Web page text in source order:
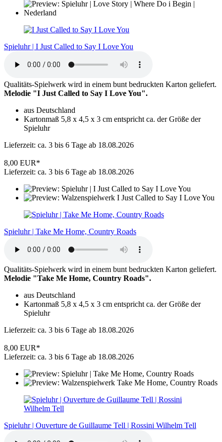
Spieluhr | I Just Called to Say I Love You
Qualitäts-Spielwerk wird in einem bunt bedruckten Karton geliefert.
Melodie "I Just Called to Say I Love You".
aus Deutschland
Kartonmaß 5,8 x 4,5 x 3 cm entspricht ca. der Größe der
Spieluhr
Lieferzeit: ca. 3 bis 6 Tage ab 18.08.2026
8,00 EUR*
Lieferzeit: ca. 3 bis 6 Tage ab 18.08.2026
Spieluhr | Take Me Home, Country Roads
Qualitäts-Spielwerk wird in einem bunt bedruckten Karton geliefert.
Melodie "Take Me Home, Country Roads".
aus Deutschland
Kartonmaß 5,8 x 4,5 x 3 cm entspricht ca. der Größe der
Spieluhr
Lieferzeit: ca. 3 bis 6 Tage ab 18.08.2026
8,00 EUR*
Lieferzeit: ca. 3 bis 6 Tage ab 18.08.2026
Spieluhr | Ouverture de Guillaume Tell | Rossini Wilhelm Tell